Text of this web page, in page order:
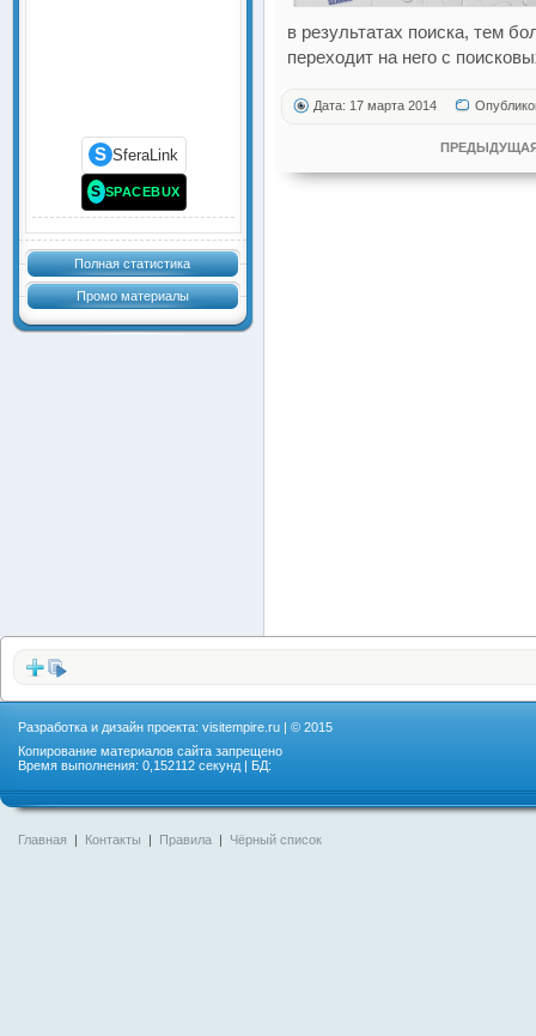
S SferaLink
S SPACEBUX
Полная статистика
Промо материалы
в результатах поиска, тем
переходит на него с
Дата: 17 марта 2014
Разработка и дизайн проекта: visitempire.ru | © 2015
Копирование материалов сайта запрещено
Время выполнения: 0,152112 секунд | БД:
Главная | Контакты | Правила | Чёрный список